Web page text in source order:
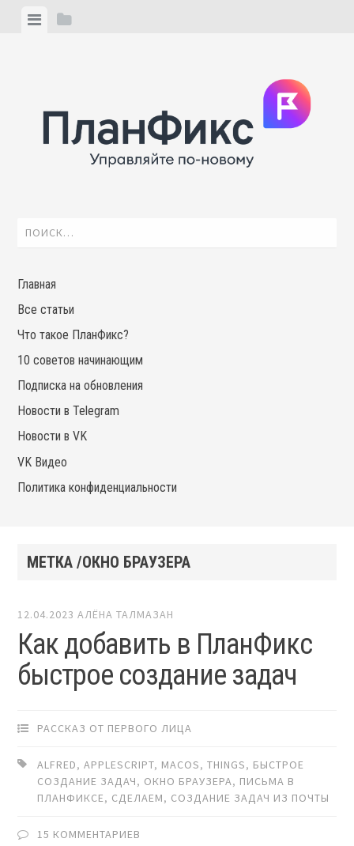
ViewView
Найти:
Главная
Все статьи
Что такое ПланФикс?
10 советов начинающим
Подписка на обновления
Новости в Telegram
Новости в VK
VK Видео
Политика конфиденциальности
МЕТКА /ОКНО БРАУЗЕРА
12.04.2023 АЛЁНА ТАЛМАЗАН
Как добавить в ПланФикс
быстрое создание задач
РАССКАЗ ОТ ПЕРВОГО ЛИЦА
ALFRED,APPLESCRIPT, MACOS,THINGS, БЫСТРОЕ
СОЗДАНИЕ ЗАДАЧ, ОКНО БРАУЗЕРА, ПИСЬМА В
ПЛАНФИКСЕ, СДЕЛАЕМ, СОЗДАНИЕ ЗАДАЧ ИЗ ПОЧТЫ
15 КОММЕНТАРИЕВ